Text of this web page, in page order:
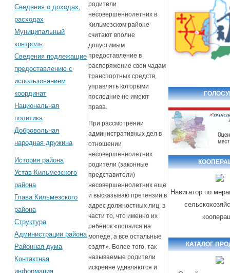
Сведения о доходах,
расходах
Муниципальный
контроль
Сведения подлежащие
предоставлению с
использованием
координат
Национальная
политика
Добровольная
народная дружина
История района
Устав Кильмезского
района
Глава Кильмезского
района
Структура
Администрации района
Районная дума
Контактная
информация
родители
несовершеннолетних в
Кильмезском районе
считают вполне
допустимым
предоставление в
распоряжение свои чадам
транспортных средств,
управлять которыми
последние не имеют
права.
При рассмотрении
административных дел в
отношении
несовершеннолетних
родители (законные
представители)
несовершеннолетних ещё
и высказываю претензии в
адрес должностных лиц, в
части то, что именно их
ребёнок «попался на
мопеде, а все остальные
ездят». Более того, так
называемые родители
искренне удивляются и
Навигатор по
КАТАЛОГ